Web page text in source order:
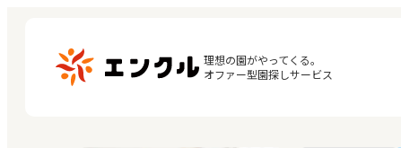
理想の園がやってくる。
オファー型園探しサービス